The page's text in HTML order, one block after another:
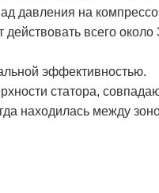
давления на
всего
эффективностью.
статора,
находилась между